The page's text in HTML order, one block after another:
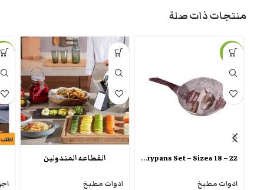
منتجات ذات صلة
-12%
Grandi Pop Frypans Set – Sizes 18 – 22
ادوات مطبخ
القطاعه المندولين
ادوات مطبخ